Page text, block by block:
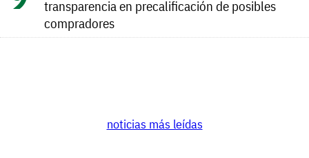
transparencia en precalificación de posibles
compradores
noticias más leídas